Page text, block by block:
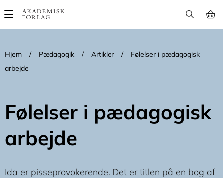
Main
navigation
Hjem / Pædagogik / Artikler /
Følelser i pædagogisk
arbejde
Følelser i pædagogisk
arbejde
Ida er pisseprovokerende. Det er titlen på en bog af